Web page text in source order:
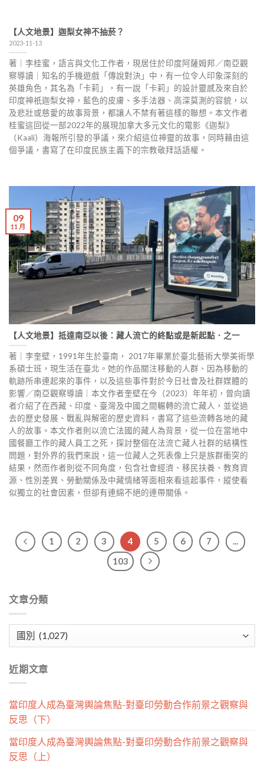
【人文地景】迦梨女神不抽菸？
2023-11-13
著｜李桂蜜，語言與文化工作者，現居住於印度阿薩姆邦／南亞觀
察導讀｜知名的手機遊戲「傳說對決」中，有一位令人印象深刻的
英雄角色，其名為「卡莉」，有一說「卡莉」的設計靈感及來自於
印度神祇迦梨女神，藍色的皮膚、多手法器、高深莫測的容貌，以
及悲壯或慈愛的故事背景，都讓人不禁有著這樣的聯想。本文作者
桂蜜這回從一部2022年的展現加拿大多元文化的電影《迦梨》
（Kaali）海報所引發的爭議，來介紹這位神靈的故事，同時藉由這
個爭議，書寫了在印度民族主義下的宗教敬拜話語權。
【人文地景】抵達南亞以後：藏人流亡的終點或是新起點．之一
著｜李奎壁，1991年生於臺南， 2017年畢業於臺北藝術大學美術學
系碩士班，現生活在臺北。她的作品關注移動的人群、因為移動的
軌跡所串連起來的事件，以及這些事件對於今日社會及社群媒體的
影響／南亞觀察導讀｜本文作者奎壁在今（2023）年年初，曾向讀
者介紹了在西藏、印度、臺灣及中國之間輾轉的流亡藏人，並從過
去的歷史發展、戰亂與解密的歷史資料，書寫了這些流轉各地的藏
人的故事。本文作者則以流亡法國的藏人為背景，從一位在當地中
國餐廳工作的藏人員工之死，探討整個在法流亡藏人社群的結構性
問題，對外界的我們來說，這一位藏人之死表像上只是族群衝突的
結果，然而作者則從不同角度，包含社會經濟、移民扶養、教育資
源、性別差異、勞動關係及中藏情緒等面相來看這起事件，縱使看
似獨立的社會因素，但卻有連綿不絕的連帶關係。
09
11 月
1 2 3 4 5 6 7
...
103
文章分類
類
近期文章
當印度人成為臺灣輿論焦點-對臺印勞動合作前景之觀察與
反思（下）
當印度人成為臺灣輿論焦點-對臺印勞動合作前景之觀察與
反思（上）